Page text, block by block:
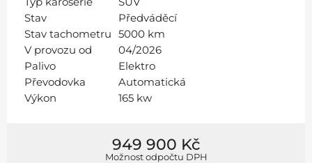
Stav
Předváděcí
Stav tachometru 5000 km
V provozu od
04/2026
Palivo
Elektro
Převodovka
Automatická
Výkon
165 kw
949 900 Kč
Možnost odpočtu DPH